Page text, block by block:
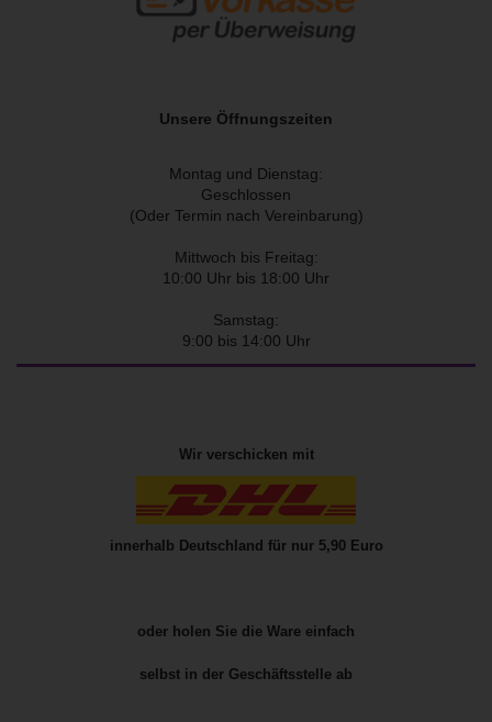
Unsere Öffnungszeiten
Montag und Dienstag:
Geschlossen
(Oder Termin nach Vereinbarung)
Mittwoch bis Freitag:
10:00 Uhr bis 18:00 Uhr
Samstag:
9:00 bis 14:00 Uhr
Wir verschicken mit
innerhalb Deutschland für nur 5,90 Euro
oder holen Sie die Ware einfach
selbst in der Geschäftsstelle ab